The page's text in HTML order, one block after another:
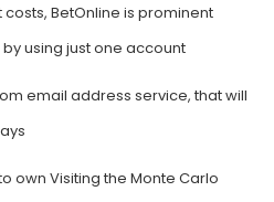
BetOnline is prominent
using just one account
email address service, that will
own Visiting the Monte Carlo